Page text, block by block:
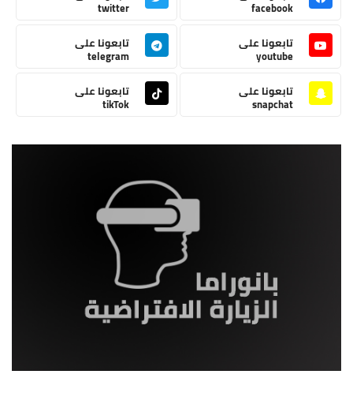
facebook
twitter
تابعونا على
youtube
تابعونا على
telegram
تابعونا على
snapchat
تابعونا على
tikTok